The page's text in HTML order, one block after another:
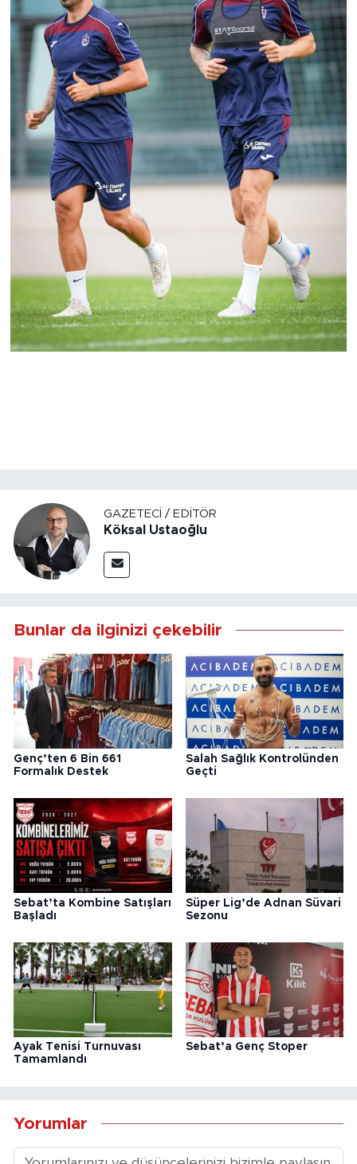
GAZETECI / EDITÖR
Köksal Ustaoğlu
Bunlar da ilginizi çekebilir
Genç’ten 6 Bin 661
Formalık Destek
Salah Sağlık Kontrolünden
Geçti
Sebat’ta Kombine Satışları
Başladı
Süper Lig’de Adnan Süvari
Sezonu
Ayak Tenisi Turnuvası
Tamamlandı
Sebat’a Genç Stoper
Yorumlar